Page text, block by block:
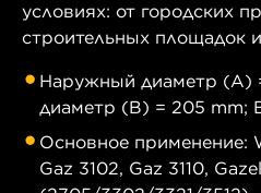
условиях: от городских
строительных площадок
Наружный диаметр (A)
диаметр (B) = 205 mm;
Основное применение:
Gaz 3102, Gaz 3110,